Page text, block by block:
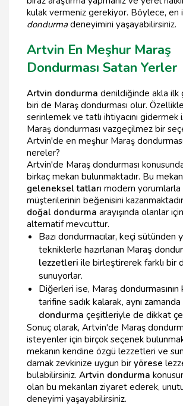
kulak vermeniz gerekiyor. Böylece, en
dondurmadeneyimini yaşayabilirsiniz.
Artvin En Meşhur Maraş
Dondurması Satan Yerler
Artvin dondurma denildiğinde akla ilk
biri de Maraş dondurması olur.
serinlemek ve tatlı ihtiyacını
Maraş dondurması vazgeçilmez bir
Artvin'de en meşhur Maraş
nereler?
Artvin'de Maraş dondurması
birkaç mekan bulunmaktadır. Bu
geleneksel tatları modern yorumlarla
müşterilerinin beğenisini
doğal dondurma arayışında olanlar
alternatif mevcuttur.
Bazı dondurmacılar, keçi sütünden
tekniklerle hazırlanan Maraş
lezzetleri ile birleştirerek farklı bir
sunuyorlar.
Diğerleri ise, Maraş
tarifine sadık kalarak, aynı zamanda
dondurma çeşitleriyle de dikkat
Sonuç olarak, Artvin'de Maraş
isteyenler için birçok seçenek
mekanın kendine özgü lezzetleri ve
damak zevkinize uygun bir yörese
bulabilirsiniz. Artvin dondurma
olan bu mekanları ziyaret ederek,
deneyimi yaşayabilirsiniz.